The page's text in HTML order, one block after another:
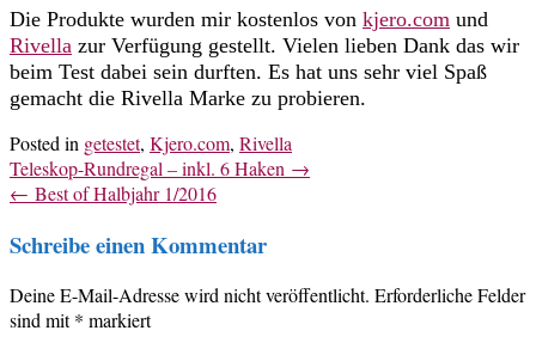
Die Produkte wurden mir kostenlos von kjero.com und
Rivella zur Verfügung gestellt. Vielen lieben Dank das wir
beim Test dabei sein durften. Es hat uns sehr viel Spaß
gemacht die Rivella Marke zu probieren.
Posted in getestet, Kjero.com, Rivella
Post
navigation
Teleskop-Rundregal – inkl. 6 Haken →
← Best of Halbjahr 1/2016
Schreibe einen Kommentar
Deine E-Mail-Adresse wird nicht veröffentlicht. Erforderliche Felder
sind mit* markiert